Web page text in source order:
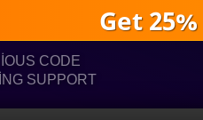
Get
CODE
SUPPORT